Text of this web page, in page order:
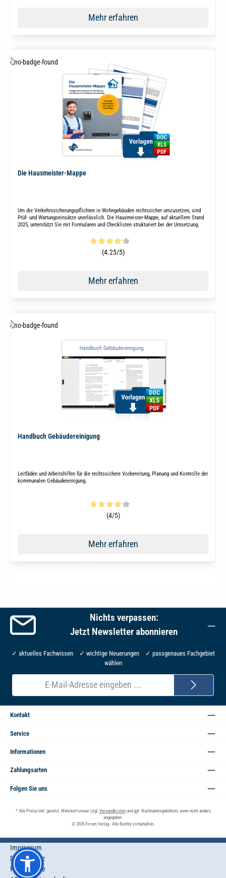
Mehr erfahren
Die Hausmeister-Mappe
Um die Verkehrssicherungspflichten in Wohngebäuden rechtssicher umzusetzen, sind
Prüf- und Wartungseinsätze unerlässlich. Die Hausmeister-Mappe, auf aktuellem Stand
2025, unterstützt Sie mit Formularen und Checklisten strukturiert bei der Umsetzung.
Durchschnittliche Bewertung von 4.3 von 5 Sternen
(4.25/5)
Mehr erfahren
Handbuch Gebäudereinigung
Leitfäden und Arbeitshilfen für die rechtssichere Vorbereitung, Planung und Kontrolle der
kommunalen Gebäudereinigung.
Durchschnittliche Bewertung von 4 von 5 Sternen
(4/5)
Mehr erfahren
Nichts verpassen:
Jetzt Newsletter abonnieren
✓ aktuelles Fachwissen ✓ wichtige Neuerungen ✓ passgenaues Fachgebiet
wählen
E-
Mail-
Adresse*
Kontakt
Service
Informationen
Zahlungsarten
Folgen Sie uns
* Alle Preise inkl. gesetzl. Mehrwertsteuer zzgl. Versandkostenund ggf. Nachnahmegebühren, wenn nicht anders
angegeben.
© 2026 Forum Verlag - Alle Rechte vorbehalten.
Impressum
Datenschutz
Privatsphäre